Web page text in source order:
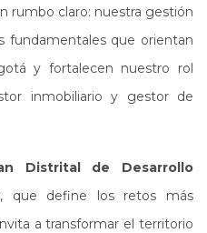
rumbo claro: nuestra gestión
fundamentales que orientan
y fortalecen nuestro rol
inmobiliario y gestor de
Distrital de Desarrollo
, que define los retos más
a transformar el territorio